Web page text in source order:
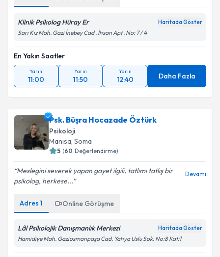
Klinik Psikolog Hüray Er Haritada Göster
Sarı Kız Mah. Gazi İnebey Cad . İhsan Apt . No: 7 / 4
En Yakın Saatler
Yarın
11:00
Yarın
11:50
Yarın
12:40 Daha Fazla
Psk. Büşra Hocazade Öztürk
Psikoloji
Manisa, Soma
5 (60 Değerlendirme)
Meslegini severek yapan gayet ilgili, tatlımı tatlış bir
psikolog, herkese...
Devamı
Adres 1 Online Görüşme
Lâl Psikolojik Danışmanlık Merkezi Haritada Göster
Hamidiye Mah. Gaziosmanpaşa Cad. Yahya Uslu Sok. No:8 Kat:1